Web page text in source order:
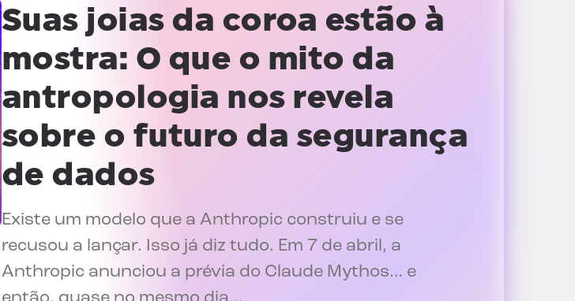
Suas joias da coroa estão à
mostra: O que o mito da
antropologia nos revela
sobre o futuro da segurança
de dados
Existe um modelo que a Anthropic construiu e se
recusou a lançar. Isso já diz tudo. Em 7 de abril, a
Anthropic anunciou a prévia do Claude Mythos… e